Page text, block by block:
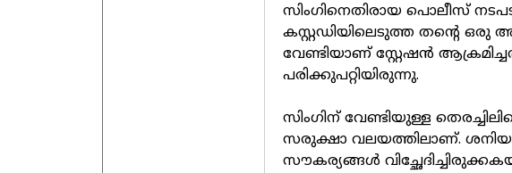
സിംഗിനെതിരായ പൊലീസ്
കസ്റ്റഡിയിലെടുത്ത തന്റെ ഒരു
വേണ്ടിയാണ് സ്റ്റേഷന്‍
പരിക്കുപറ്റിയിരുന്നു.
സിംഗിന് വേണ്ടിയുള്ള
സരുക്ഷാ വലയത്തിലാണ്.
സൗകര്യങ്ങള്‍